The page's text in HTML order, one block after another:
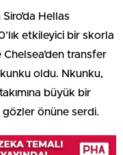
Hellas
etkileyici bir skorla
Chelsea’den transfer
oldu. Nkunku,
büyük bir
gözler önüne serdi.